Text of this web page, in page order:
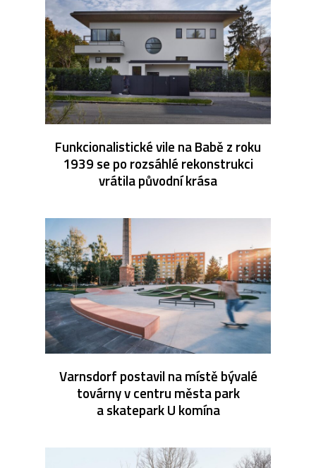
Funkcionalistické vile na Babě z roku
1939 se po rozsáhlé rekonstrukci
vrátila původní krása
Varnsdorf postavil na místě bývalé
továrny v centru města park
a skatepark U komína